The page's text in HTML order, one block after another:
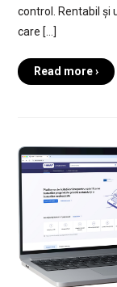
control. Rentabil și
care […]
Read more ›